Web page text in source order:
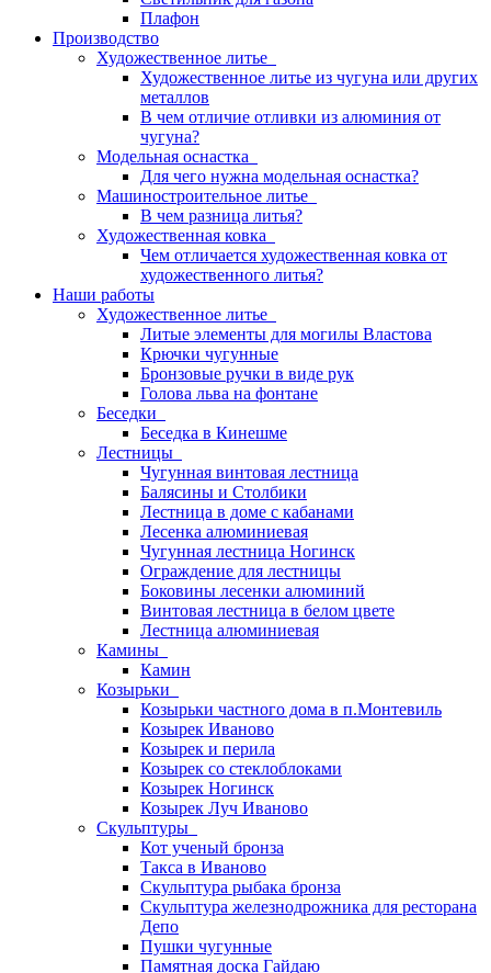
Плафон
Производство
Художественное литье
Художественное литье из чугуна или других
металлов
В чем отличие отливки из алюминия от
чугуна?
Модельная оснастка
Для чего нужна модельная оснастка?
Машиностроительное литье
В чем разница литья?
Художественная ковка
Чем отличается художественная ковка от
художественного литья?
Наши работы
Художественное литье
Литые элементы для могилы Властова
Крючки чугунные
Бронзовые ручки в виде рук
Голова льва на фонтане
Беседки
Беседка в Кинешме
Лестницы
Чугунная винтовая лестница
Балясины и Столбики
Лестница в доме с кабанами
Лесенка алюминиевая
Чугунная лестница Ногинск
Ограждение для лестницы
Боковины лесенки алюминий
Винтовая лестница в белом цвете
Лестница алюминиевая
Камины
Камин
Козырьки
Козырьки частного дома в п.Монтевиль
Козырек Иваново
Козырек и перила
Козырек со стеклоблоками
Козырек Ногинск
Козырек Луч Иваново
Скульптуры
Кот ученый бронза
Такса в Иваново
Скульптура рыбака бронза
Скульптура железнодрожника для ресторана
Депо
Пушки чугунные
Памятная доска Гайдаю